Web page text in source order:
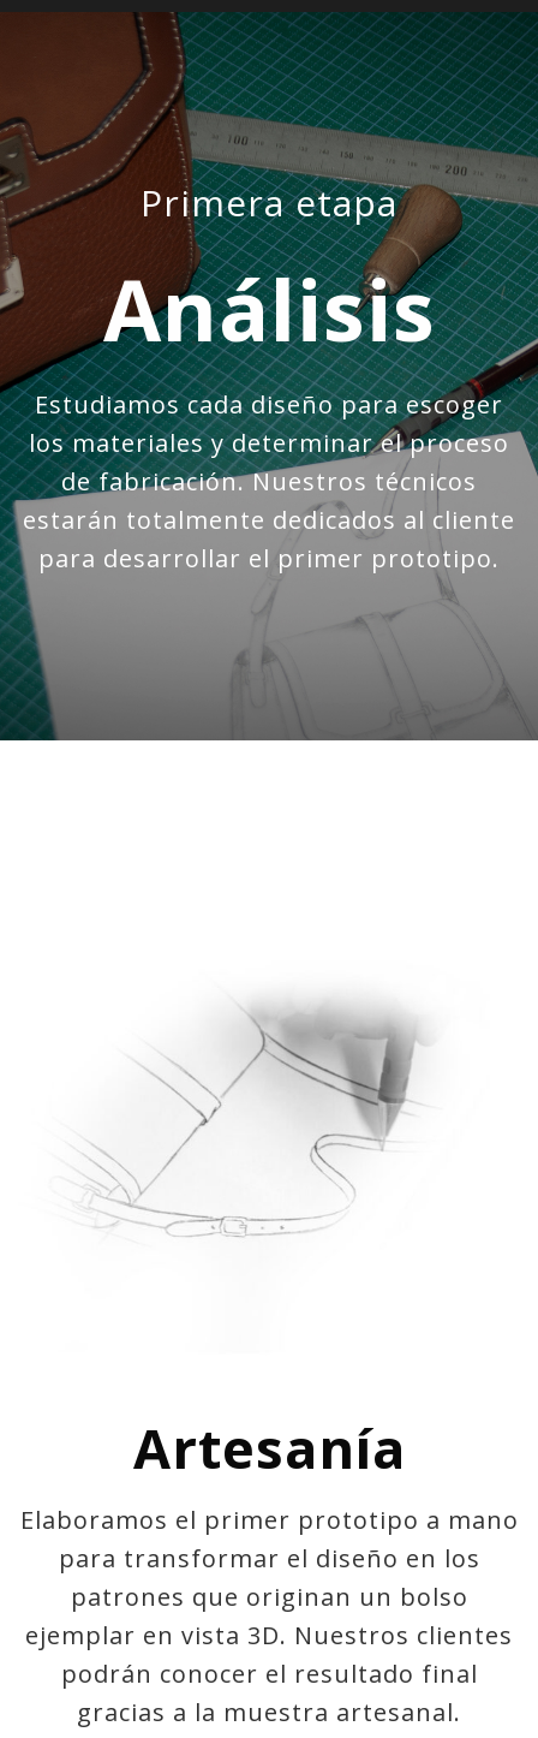
Primera etapa
Análisis
Estudiamos cada diseño para escoger
los materiales y determinar el proceso
de fabricación. Nuestros técnicos
estarán totalmente dedicados al cliente
para desarrollar el primer prototipo.
Artesanía
Elaboramos el primer prototipo a mano
para transformar el diseño en los
patrones que originan un bolso
ejemplar en vista 3D. Nuestros clientes
podrán conocer el resultado final
gracias a la muestra artesanal.